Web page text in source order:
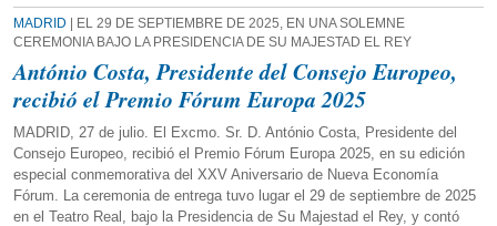
MADRID | EL 29 DE SEPTIEMBRE DE 2025, EN UNA SOLEMNE
CEREMONIA BAJO LA PRESIDENCIA DE SU MAJESTAD EL REY
António Costa, Presidente del Consejo Europeo,
recibió el Premio Fórum Europa 2025
MADRID, 27 de julio. El Excmo. Sr. D. António Costa, Presidente del
Consejo Europeo, recibió el Premio Fórum Europa 2025, en su edición
especial conmemorativa del XXV Aniversario de Nueva Economía
Fórum. La ceremonia de entrega tuvo lugar el 29 de septiembre de 2025
en el Teatro Real, bajo la Presidencia de Su Majestad el Rey, y contó